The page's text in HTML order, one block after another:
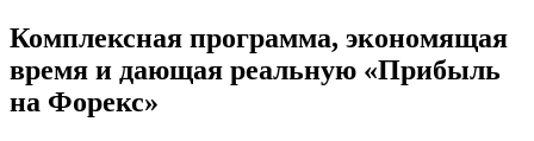
Комплексная программа, экономящая
время и дающая реальную «Прибыль
на Форекс»